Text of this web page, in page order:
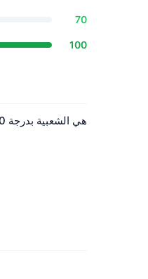
70
100